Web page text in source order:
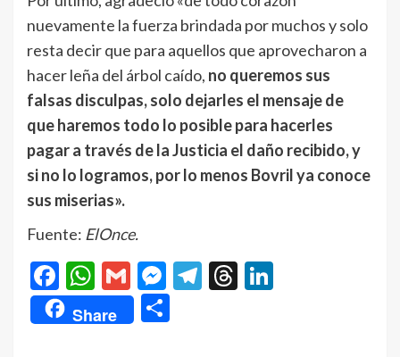
nuevamente la fuerza brindada por muchos y solo
resta decir que para aquellos que aprovecharon a
hacer leña del árbol caído, no queremos sus
falsas disculpas, solo dejarles el mensaje de
que haremos todo lo posible para hacerles
pagar a través de la Justicia el daño recibido, y
si no lo logramos, por lo menos Bovril ya conoce
sus miserias».
Fuente: ElOnce.
Facebook
WhatsApp
GmailMessenger
Telegram
Threads
Share